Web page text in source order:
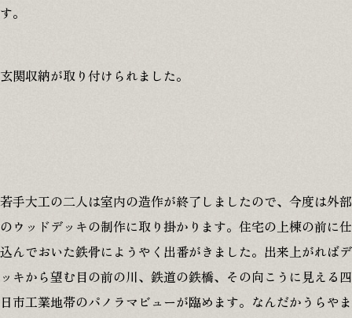
す。
玄関収納が取り付けられました。
若手大工の二人は室内の造作が終了しましたので、今度は外部
のウッドデッキの制作に取り掛かります。住宅の上棟の前に仕
込んでおいた鉄骨にようやく出番がきました。出来上がればデ
ッキから望む目の前の川、鉄道の鉄橋、その向こうに見える四
日市工業地帯のパノラマビューが臨めます。なんだかうらやま